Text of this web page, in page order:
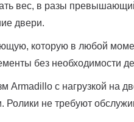
вес, в разы
двери.
которую в любой
без необходимости
Armadillo с нагрузкой на
не требуют